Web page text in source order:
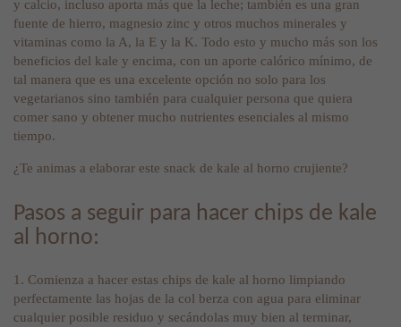
y calcio, incluso aporta más que la leche; también es una gran
fuente de hierro, magnesio zinc y otros muchos minerales y
vitaminas como la A, la E y la K. Todo esto y mucho más son los
beneficios del kale y encima, con un aporte calórico mínimo, de
tal manera que es una excelente opción no solo para los
vegetarianos sino también para cualquier persona que quiera
comer sano y obtener mucho nutrientes esenciales al mismo
tiempo.
¿Te animas a elaborar este snack de kale al horno crujiente?
Pasos a seguir para hacer chips de kale
al horno:
1. Comienza a hacer estas chips de kale al horno limpiando
perfectamente las hojas de la col berza con agua para eliminar
cualquier posible residuo y secándolas muy bien al terminar,